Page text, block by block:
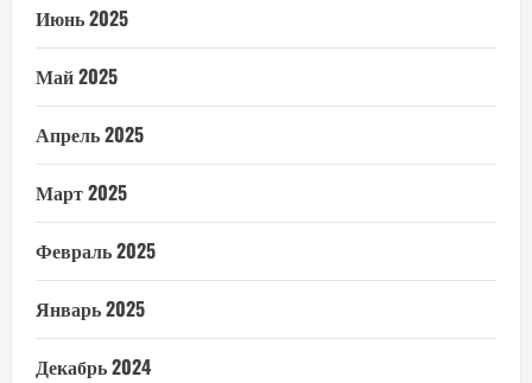
Июнь 2025
Май 2025
Апрель 2025
Март 2025
Февраль 2025
Январь 2025
Декабрь 2024